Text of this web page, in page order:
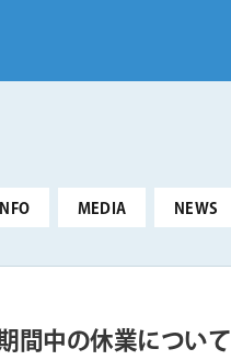
MEDIA NEWS
間中の休業について